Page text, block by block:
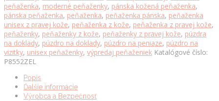
peňaženka, moderné peňaženky, pánska kožená peňaženka,
pánska peňaženka, peňaženka, peňaženka pánska, peňaženka
unisex z pravej kože, peňaženka z kože, peňaženka z pravej kože,
peňaženky, peňaženky z kože, peňaženky z pravej kože, púzdra
na doklady, púzdro na doklady, púzdro na peniaze, púzdro na
vizitky, unisex peňaženky, výpredaj peňaženiek Katalógové číslo:
P8552ZEL
Popis
Ďalšie informácie
Výrobca a Bezpečnosť